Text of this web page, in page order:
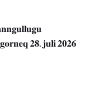
𝟐𝟖. 𝐣𝐮𝐥𝐢 𝟐𝟎𝟐𝟔